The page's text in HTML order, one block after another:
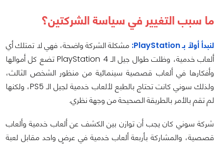
ما سبب التغيير في سياسة الشركتين؟
لنبدأ أولاً بـ PlayStation:
مشكلة الشركة واضحة، فهي لا تمتلك أي
ألعاب خدمية، وظلت طوال جيل الـ PlayStation 4 تضع كل أموالها
وأفكارها في ألعاب قصصية سينمائية من منظور الشخص الثالث،
ولذلك سوني كانت تحتاج بالطبع لألعاب خدمية لجيل الـ PS5، ولكنها
لم تقم بالأمر بالطريقة الصحيحة من وجهة نظري.
شركة سوني كان يجب أن توازن بين الكشف عن ألعاب خدمية وألعاب
قصصية، والمشاركة بأربعة ألعاب خدمية في عرضٍ واحد مقابل لعبة